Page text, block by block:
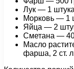
Лук — 1
Морковь — 1
Яйца — 2
Сметана —
Масло
фарша, 2 ст.